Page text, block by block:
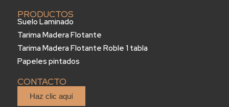
PRODUCTOS
Suelo Laminado
Tarima Madera Flotante
Tarima Madera Flotante Roble 1 tabla
Papeles pintados
CONTACTO
Haz clic aquí